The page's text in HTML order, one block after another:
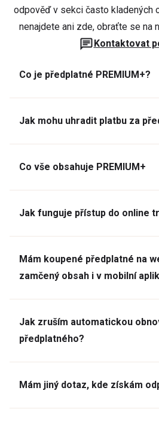
odpověď v sekci často kladených
nenajdete ani zde, obraťte se na
Kontaktovat
Co je předplatné PREMIUM+?
Jak mohu uhradit platbu za
Co vše obsahuje PREMIUM+
Jak funguje přístup do online
Mám koupené předplatné na
zamčený obsah i v mobilní
Jak zruším automatickou
předplatného?
Mám jiný dotaz, kde získám